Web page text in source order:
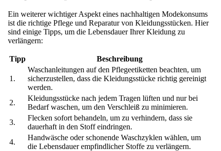
Ein weiterer wichtiger Aspekt eines nachhaltigen Modekonsums
ist die richtige Pflege und Reparatur von Kleidungsstücken. Hier
sind einige Tipps, um die Lebensdauer Ihrer Kleidung zu
verlängern:
Tipp Beschreibung
1.
Waschanleitungen auf den Pflegeetiketten beachten, um
sicherzustellen, dass die Kleidungsstücke richtig gereinigt
werden.
2.
Kleidungsstücke nach jedem Tragen lüften und nur bei
Bedarf waschen, um den Verschleiß zu minimieren.
3.
Flecken sofort behandeln, um zu verhindern, dass sie
dauerhaft in den Stoff eindringen.
4.
Handwäsche oder schonende Waschzyklen wählen, um
die Lebensdauer empfindlicher Stoffe zu verlängern.